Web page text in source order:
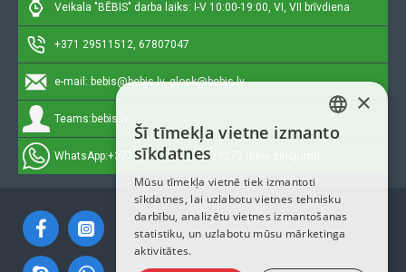
Veikala "BĒBIS" darba laiks: I-V 10:00-19:00, VI, VII brīvdiena
+371 29511512, 67807047
e-mail: bebis@bebis.lv, glosk@bebis.lv
Teams: bebis.lv
WhatsApp:+371 29511512, 20579272 (tikai ziņojumi)
LATVIAN
ENGLISH
×
Šī tīmekļa vietne izmanto
sīkdatnes
Mūsu tīmekļa vietnē tiek izmantoti
sīkdatnes, lai uzlabotu vietnes tehnisku
darbību, analizētu vietnes izmantošanas
statistiku, un uzlabotu mūsu mārketinga
aktivitātes.